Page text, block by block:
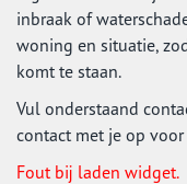
inbraak of
woning en situatie,
komt te staan.
Vul onderstaand
contact met je op
Fout bij laden widget.